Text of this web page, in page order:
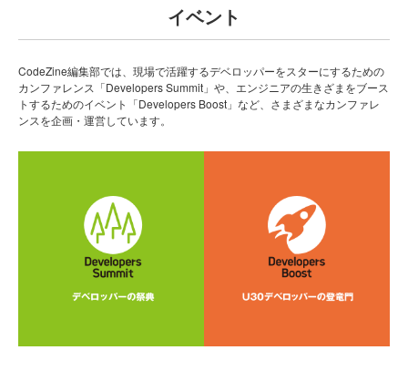
イベント
CodeZine編集部では、現場で活躍するデベロッパーをスターにするための
カンファレンス「Developers Summit」や、エンジニアの生きざまをブース
トするためのイベント「Developers Boost」など、さまざまなカンファレ
ンスを企画・運営しています。